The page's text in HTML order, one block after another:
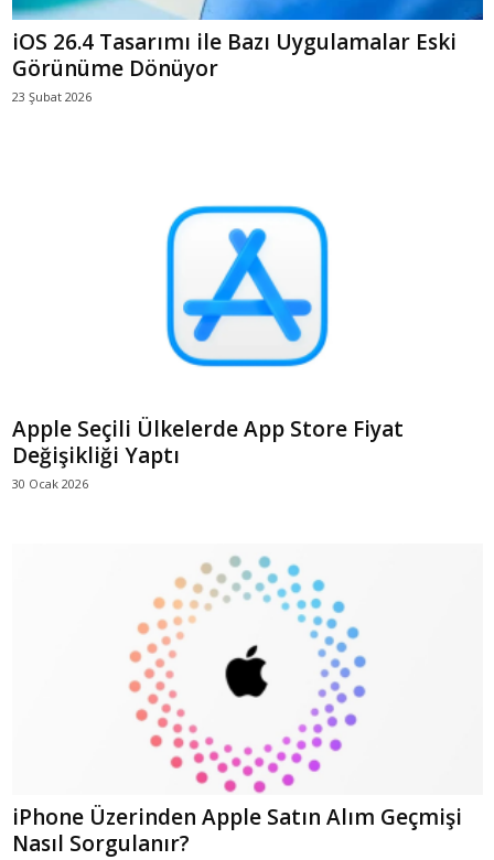
iOS 26.4 Tasarımı ile Bazı Uygulamalar Eski
Görünüme Dönüyor
23 Şubat 2026
Apple Seçili Ülkelerde App Store Fiyat
Değişikliği Yaptı
30 Ocak 2026
iPhone Üzerinden Apple Satın Alım Geçmişi
Nasıl Sorgulanır?